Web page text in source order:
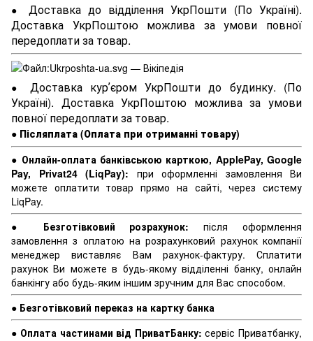
● Доставка до відділення УкрПошти (По Україні).
Доставка УкрПоштою можлива за умови повної
передоплати за товар.
● Доставка курʼєром УкрПошти до будинку. (По
Україні). Доставка УкрПоштою можлива за умови
повної передоплати за товар.
● Післяплата (Оплата при отриманні товару)
● Онлайн-оплата банківською карткою, ApplePay, Google
Pay, Privat24 (LiqPay): при оформленні замовлення Ви
можете оплатити товар прямо на сайті, через систему
LiqPay.
● Безготівковий розрахунок:після оформлення
замовлення з оплатою на розрахунковий рахунок компанії
менеджер виставляє Вам рахунок-фактуру. Сплатити
рахунок Ви можете в будь-якому відділенні банку, онлайн
банкінгу або будь-яким іншим зручним для Вас способом.
● Безготівковий переказ на картку банка
● Оплата частинами від ПриватБанку:сервіс Приватбанку,